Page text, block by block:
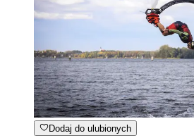
Dodaj do ulubionych